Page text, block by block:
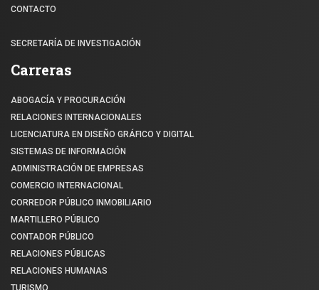
CONTACTO
SECRETARÍA DE INVESTIGACIÓN
Carreras
ABOGACÍA Y PROCURACIÓN
RELACIONES INTERNACIONALES
LICENCIATURA EN DISEÑO GRÁFICO Y DIGITAL
SISTEMAS DE INFORMACIÓN
ADMINISTRACIÓN DE EMPRESAS
COMERCIO INTERNACIONAL
CORREDOR PÚBLICO INMOBILIARIO
MARTILLERO PÚBLICO
CONTADOR PÚBLICO
RELACIONES PÚBLICAS
RELACIONES HUMANAS
TURISMO